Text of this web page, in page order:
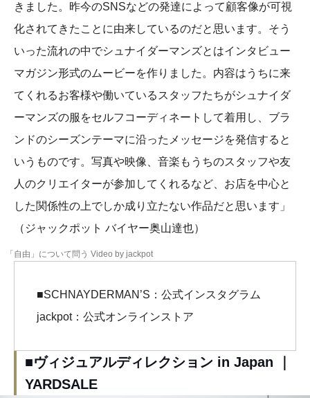
きました。昨今のSNSなどの発達によって顧客像が可視
化されてきたことに由来しているのだと思います。そう
いった流れの中でシュナイダーマンズとはインタビュー
マガジン形式のムービーを作りました。内容はうちに来
てくれるお客様や働いているスタッフたちがシュナイダ
ーマンズの服をセルフコーディネートして着用し、ブラ
ンドのシーズンテーマに沿ったメッセージを発信すると
いうものです。写真や映像、音楽もうちのスタッフや友
人のクリエイターが参加してくれるなど、お店を中心と
した関係性の上でしか成り立たない作品だと思います」
（ジャックポット バイヤー奥山達也）
「自由」について問う Video by jackpot
■SCHNAYDERMAN’S：公式インスタグラム
jackpot：公式オンラインストア
■ヴィジュアルディレクション in Japan ｜
YARDSALE